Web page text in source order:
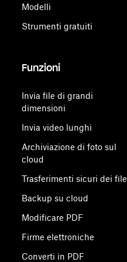
Modelli
Strumenti gratuiti
Funzioni
Invia file di grandi
dimensioni
Invia video lunghi
Archiviazione di foto sul
cloud
Trasferimenti sicuri dei file
Backup su cloud
Modificare PDF
Firme elettroniche
Converti in PDF